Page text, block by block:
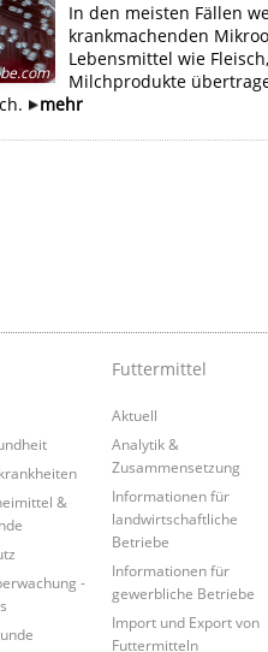
In den meisten Fällen
krankmachenden
Lebensmittel wie
Milchprodukte
mehr
&
-
Futtermittel
Aktuell
Analytik &
Zusammensetzung
Informationen für
landwirtschaftliche
Betriebe
Informationen für
gewerbliche Betriebe
Import und Export von
Futtermitteln